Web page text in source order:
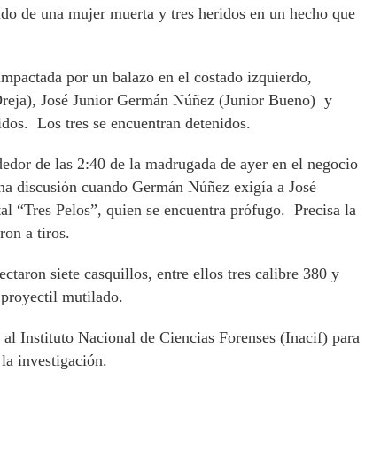
de una mujer muerta y tres heridos en un hecho que
por un balazo en el costado izquierdo,
José Junior Germán Núñez (Junior Bueno) y
Los tres se encuentran detenidos.
de las 2:40 de la madrugada de ayer en el negocio
cuando Germán Núñez exigía a José
“Tres Pelos”, quien se encuentra prófugo. Precisa la
a tiros.
siete casquillos, entre ellos tres calibre 380 y
mutilado.
Instituto Nacional de Ciencias Forenses (Inacif) para
investigación.